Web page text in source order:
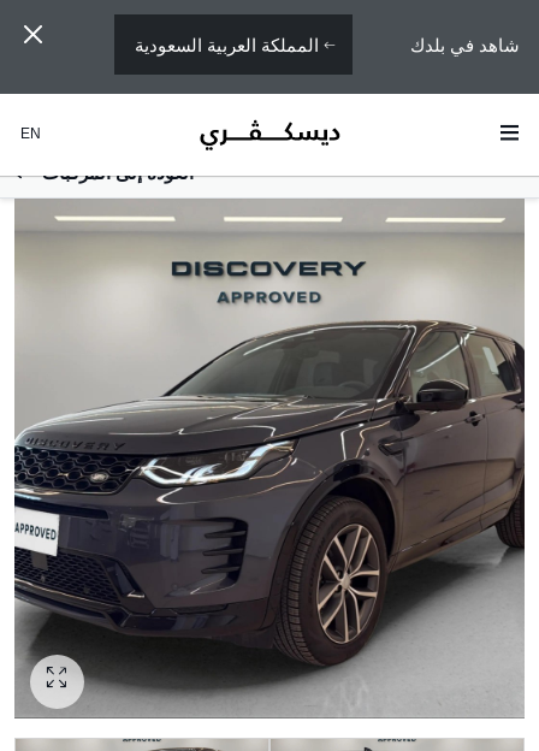
شاهد في بلدك المملكة العربية السعودية
EN
العودة إلى المركبات